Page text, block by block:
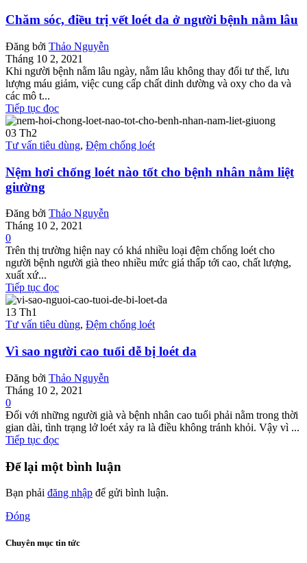
Chăm sóc, điều trị vết loét da ở người bệnh nằm lâu
Đăng bởi Thảo Nguyễn
Tháng 10 2, 2021
Khi người bệnh nằm lâu ngày, nằm lâu không thay đổi tư thế, lưu
lượng máu giảm, việc cung cấp chất dinh dường và oxy cho da và
các mô t...
Tiếp tục đọc
03 Th2
Tư vấn tiêu dùng, Đệm chống loét
Nệm hơi chống loét nào tốt cho bệnh nhân nằm liệt
giường
Đăng bởi Thảo Nguyễn
Tháng 10 2, 2021
0
Trên thị trường hiện nay có khá nhiều loại đệm chống loét cho
người bệnh người già theo nhiều mức giá thấp tới cao, chất lượng,
xuất xứ...
Tiếp tục đọc
13 Th1
Tư vấn tiêu dùng, Đệm chống loét
Vì sao người cao tuổi dễ bị loét da
Đăng bởi Thảo Nguyễn
Tháng 10 2, 2021
0
Đối với những người già và bệnh nhân cao tuổi phải nằm trong thời
gian dài, tình trạng lở loét xảy ra là điều không tránh khỏi. Vậy vì ...
Tiếp tục đọc
Để lại một bình luận
Bạn phải đăng nhập để gửi bình luận.
Đóng
Chuyên mục tin tức